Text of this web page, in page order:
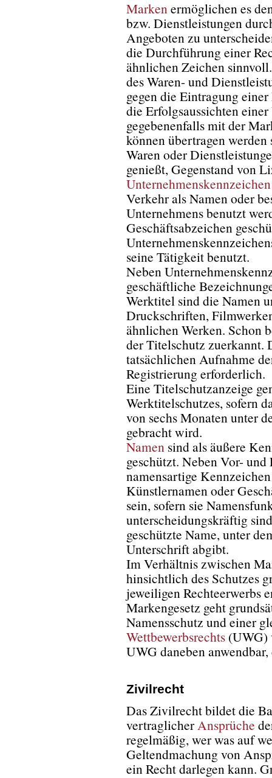
Marken ermöglichen es
bzw. Dienstleistungen
Angeboten zu
die Durchführung einer
ähnlichen Zeichen
des Waren- und
gegen die Eintragung
die Erfolgsaussichten
gegebenenfalls mit der
können übertragen
Waren oder
genießt, Gegenstand von
Unternehmenskennzeichen
Verkehr als Namen oder
Unternehmens benutzt
Geschäftsabzeichen
seine Tätigkeit benutzt.
Neben
geschäftliche
Werktitel sind die Namen
Druckschriften,
ähnlichen Werken. Schon
der Titelschutz zuerkannt.
tatsächlichen Aufnahme
Registrierung erforderlich.
Eine Titelschutzanzeige
Werktitelschutzes, sofern
von sechs Monaten unter
gebracht wird.
Namen sind als äußere
geschützt. Neben Vor-
namensartige
Künstlernamen oder
sein, sofern sie
unterscheidungskräftig
geschützte Name, unter
Unterschrift abgibt.
Im Verhältnis zwischen
hinsichtlich des Schutzes
jeweiligen Rechteerwerbs
Markengesetz geht
Namensschutz und einer
Wettbewerbsrechts(UWG)
UWG daneben
Zivilrecht
Das Zivilrecht bildet die
vertraglicherAnsprüche
regelmäßig, wer was auf
Geltendmachung von
ein Recht darlegen kann.